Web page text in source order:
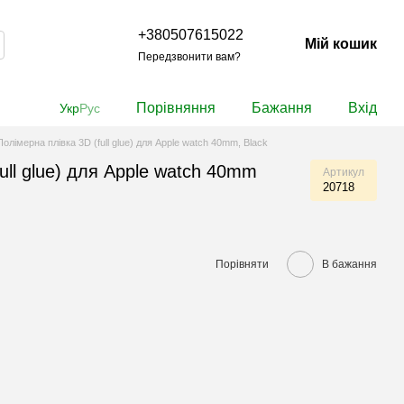
+380507615022
Передзвонити вам?
Мій кошик
УкрРус Порівняння Бажання Вхід
плівка 3D (full glue) для Apple watch 40mm, Black
glue) для Apple watch 40mm
Артикул
20718
Порівняти В бажання